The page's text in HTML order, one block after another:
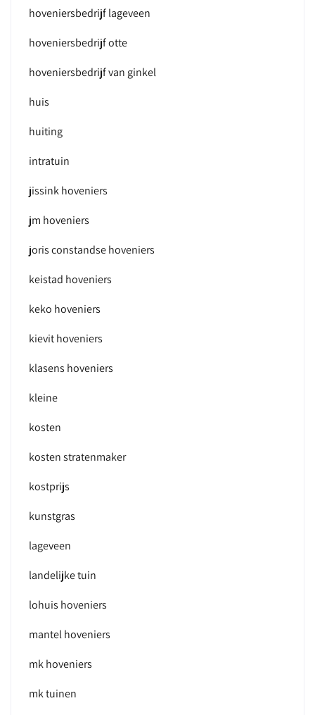
hoveniersbedrijf lageveen
hoveniersbedrijf otte
hoveniersbedrijf van ginkel
huis
huiting
intratuin
jissink hoveniers
jm hoveniers
joris constandse hoveniers
keistad hoveniers
keko hoveniers
kievit hoveniers
klasens hoveniers
kleine
kosten
kosten stratenmaker
kostprijs
kunstgras
lageveen
landelijke tuin
lohuis hoveniers
mantel hoveniers
mk hoveniers
mk tuinen